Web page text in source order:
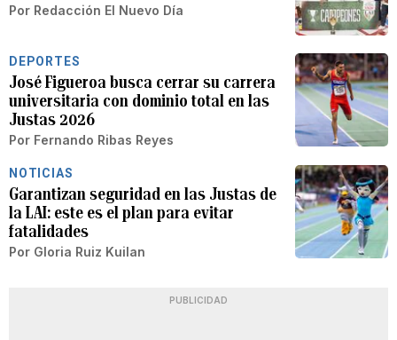
Por Redacción El Nuevo Día
DEPORTES
José Figueroa busca cerrar su carrera
universitaria con dominio total en las
Justas 2026
Por Fernando Ribas Reyes
NOTICIAS
Garantizan seguridad en las Justas de
la LAI: este es el plan para evitar
fatalidades
Por Gloria Ruiz Kuilan
PUBLICIDAD